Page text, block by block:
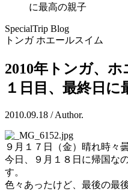
に最高の親子
SpecialTrip Blog
トンガ ホエールスイム
2010年トンガ、
１日目、最終日に
2010.09.18 / Author.
９月１７日（金）晴れ時々
今日、９月１８日に帰国な
す。
色々あったけど、最後の最